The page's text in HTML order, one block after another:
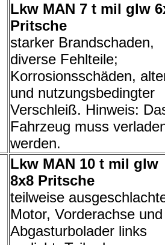
Lkw MAN 7 t mil glw
Pritsche
starker Brandschaden,
diverse Fehlteile;
Korrosionsschäden,
und nutzungsbedingter
Verschleiß. Hinweis:
Fahrzeug muss
werden.
Lkw MAN 10 t mil glw
8x8 Pritsche
teilweise
Motor, Vorderachse und
Abgasturbolader links